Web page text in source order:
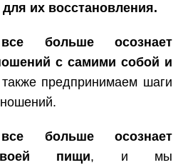
их восстановления.
все больше осознает
с самими собой и
предпринимаем шаги
все больше осознает
пищи, и мы